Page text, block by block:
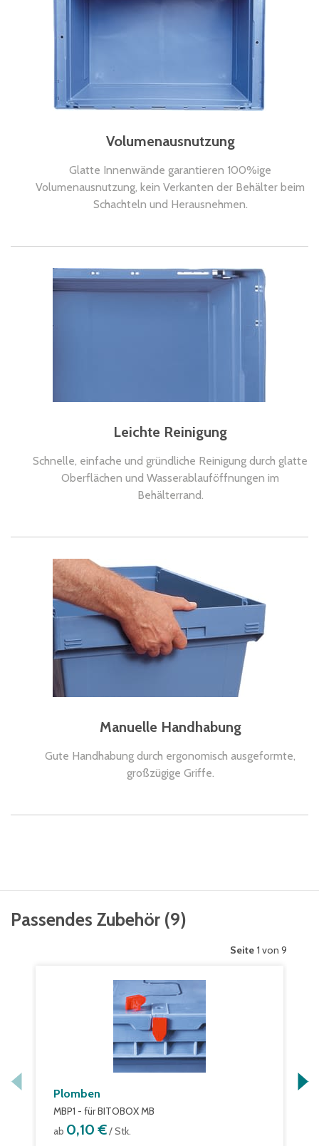
Volumenausnutzung
Glatte Innenwände garantieren 100%ige
Volumenausnutzung, kein Verkanten der Behälter beim
Schachteln und Herausnehmen.
Leichte Reinigung
Schnelle, einfache und gründliche Reinigung durch glatte
Oberflächen und Wasserablauföffnungen im
Behälterrand.
Manuelle Handhabung
Gute Handhabung durch ergonomisch ausgeformte,
großzügige Griffe.
Passendes Zubehör (9)
Seite 1 von 9
Plomben
MBP1 - für BITOBOX MB
ab 0,10 €/ Stk.